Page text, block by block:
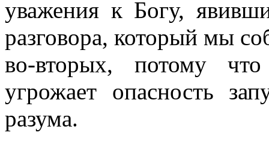
уважения к Богу,
разговора, который мы
во-вторых, потому
угрожает опасность
разума.